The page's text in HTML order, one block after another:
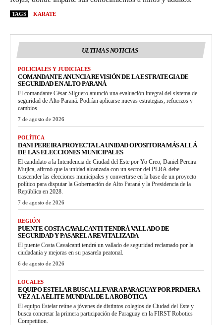
TAGS KARATE
ULTIMAS NOTICIAS
POLICIALES Y JUDICIALES
COMANDANTE ANUNCIA REVISIÓN DE LA ESTRATEGIA DE
SEGURIDAD EN ALTO PARANÁ
El comandante César Silguero anunció una evaluación integral del sistema de
seguridad de Alto Paraná. Podrían aplicarse nuevas estrategias, refuerzos y
cambios.
7 de agosto de 2026
POLÍTICA
DANI PEREIRA PROYECTA LA UNIDAD OPOSITORA MÁS ALLÁ
DE LAS ELECCIONES MUNICIPALES
El candidato a la Intendencia de Ciudad del Este por Yo Creo, Daniel Pereira
Mujica, afirmó que la unidad alcanzada con un sector del PLRA debe
trascender las elecciones municipales y convertirse en la base de un proyecto
político para disputar la Gobernación de Alto Paraná y la Presidencia de la
República en 2028.
7 de agosto de 2026
REGIÓN
PUENTE COSTA CAVALCANTI TENDRÁ VALLADO DE
SEGURIDAD Y PASARELA REVITALIZADA
El puente Costa Cavalcanti tendrá un vallado de seguridad reclamado por la
ciudadanía y mejoras en su pasarela peatonal.
6 de agosto de 2026
LOCALES
EQUIPO ESTELAR BUSCA LLEVAR A PARAGUAY POR PRIMERA
VEZ A LA ÉLITE MUNDIAL DE LA ROBÓTICA
El equipo Estelar reúne a jóvenes de distintos colegios de Ciudad del Este y
busca concretar la primera participación de Paraguay en la FIRST Robotics
Competition.